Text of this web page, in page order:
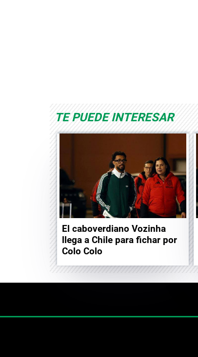
TE PUEDE INTERESAR
El caboverdiano Vozinha
llega a Chile para fichar por
Colo Colo